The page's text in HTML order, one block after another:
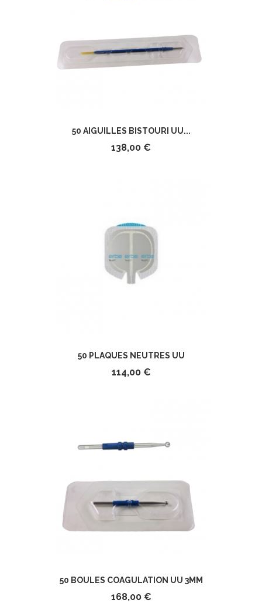
50 AIGUILLES BISTOURI UU...
138,00 €
50 PLAQUES NEUTRES UU
114,00 €
50 BOULES COAGULATION UU 3MM
168,00 €